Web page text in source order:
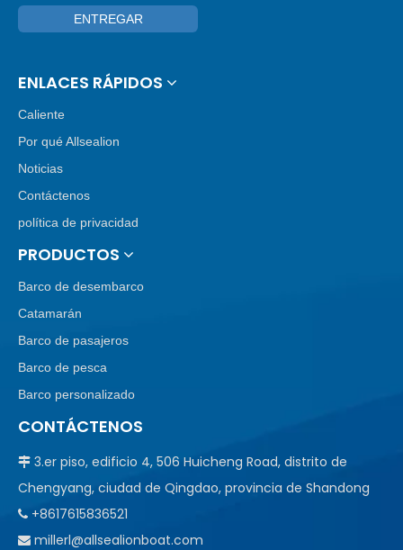
ENTREGAR
ENLACES RÁPIDOS
Caliente
Por qué Allsealion
Noticias
Contáctenos
política de privacidad
PRODUCTOS
Barco de desembarco
Catamarán
Barco de pasajeros
Barco de pesca
Barco personalizado
CONTÁCTENOS
 3.er piso, edificio 4, 506 Huicheng Road, distrito de
Chengyang, ciudad de Qingdao, provincia de Shandong
 +8617615836521
 millerl@allsealionboat.com